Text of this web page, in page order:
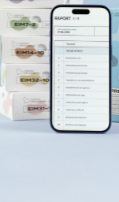
I
a
jest
smakowy i
coraz